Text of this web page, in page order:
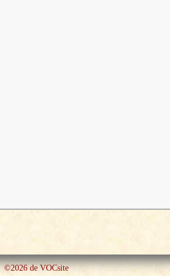
©2026 de VOCsite